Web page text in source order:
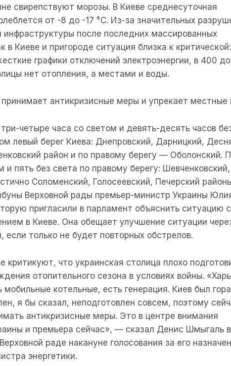
свирепствуют морозы. В Киеве среднесуточная
от -8 до -17 °С. Из-за значительных
инфраструктуры после последних массированных
в Киеве и пригороде ситуация близка к критической:
графики отключений электроэнергии, в 400
нет отопления, а местами и воды.
принимает антикризисные меры и упрекает местные
четыре часа со светом и девять-десять часов
левый берег Киева: Днепровский, Дарницкий,
район и по правому берегу — Оболонский.
и пять без света по правому берегу: Шевченковский,
Соломенский, Голосеевский, Печерский
Верховной рады премьер-министр Украины
пригласили в парламент объяснить ситуацию с
в Киеве. Она обещает улучшение ситуации
если только не будет повторных обстрелов.
критикуют, что украинская столица плохо
отопительного сезона в условиях войны.
мобильные котельные, есть генерация. Киев был
я бы сказал, неподготовлен совсем, поэтому
антикризисные меры. Это в центре внимания
и премьера сейчас», — сказал Денис Шмыгаль
раде накануне голосования за его
энергетики.